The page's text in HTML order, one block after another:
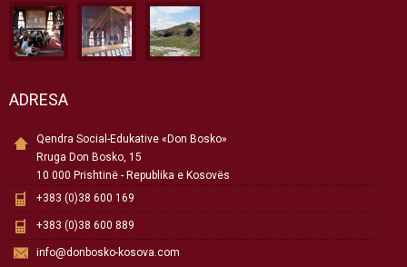
ADRESA
Qendra Social-Edukative «Don Bosko»
Rruga Don Bosko, 15
10 000 Prishtinë - Republika e Kosovës
+383 (0)38 600 169
+383 (0)38 600 889
info@donbosko-kosova.com